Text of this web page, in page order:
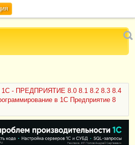
- ПРЕДПРИЯТИЕ 8.0 8.1 8.2 8.3 8.4
в 1С Предприятие 8